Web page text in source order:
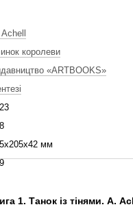
королеви
«ARTBOOKS»
мм
1. Танок із тінями. А.